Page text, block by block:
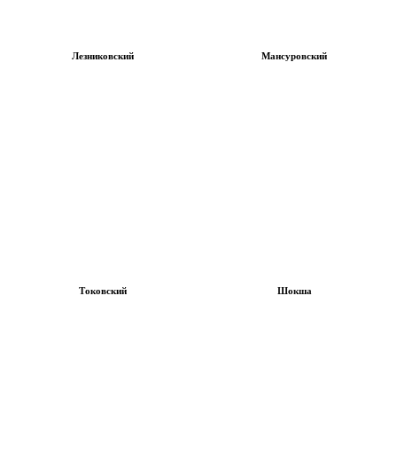
Лезниковский Мансуровский
Токовский Шокша